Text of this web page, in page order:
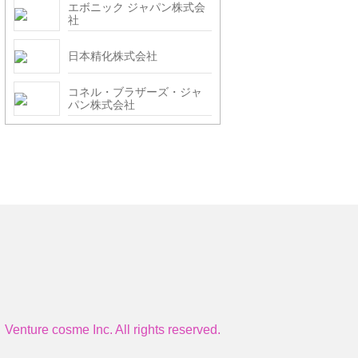
エボニック ジャパン株式会
社
日本精化株式会社
コネル・ブラザーズ・ジャ
パン株式会社
Venture cosme Inc. All rights reserved.